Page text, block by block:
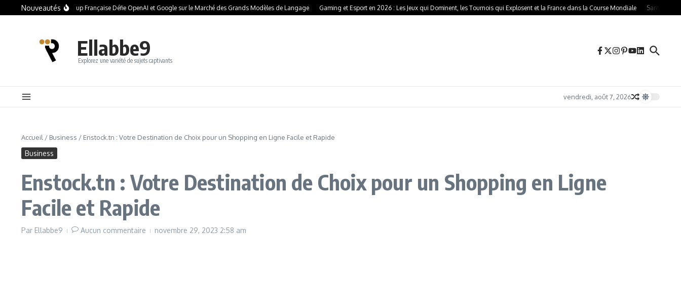
Nouveautés
: Comment la Startup Française Défie OpenAI et Google sur le Marché des Grands Modèles de Langage Gaming et Esport en 2026 : Les Jeux qui Dominent, les Tournois qui Explosent et la France dans la Course Mondiale Santé Mentale
Ellabbe9
Explorez une variété de sujets captivants
vendredi, août 7, 2026
Accueil / Business / Enstock.tn : Votre Destination de Choix pour un Shopping en Ligne Facile et Rapide
Business
Enstock.tn : Votre Destination de Choix pour un Shopping en Ligne
Facile et Rapide
Par Ellabbe9 Aucun commentaire novembre 29, 2023 2:58 am